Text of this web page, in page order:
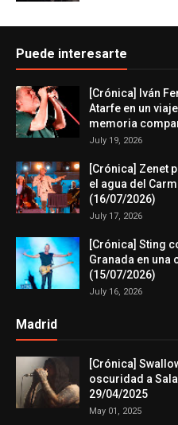
Puede interesarte
[Crónica] Iván
Atarfe en un
memoria
July 19, 2026
[Crónica] Zenet
el agua del
(16/07/2026)
July 17, 2026
[Crónica] Sting
Granada en una
(15/07/2026)
July 16, 2026
Madrid
[Crónica]
oscuridad a
29/04/2025
May 01, 2025